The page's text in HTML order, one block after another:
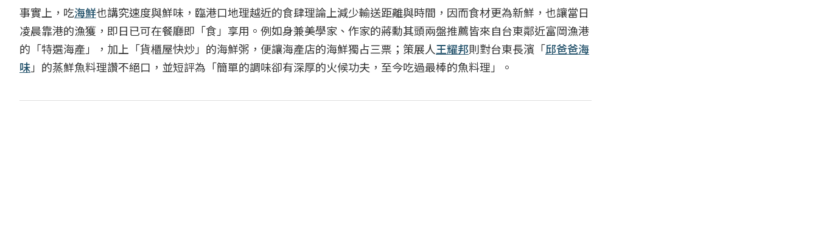
事實上，吃海鮮也講究速度與鮮味，臨港口地理越近的食肆理論上減少輸送距離與時間，因而食材更為新鮮，也讓當日
凌晨靠港的漁獲，即日已可在餐廳即「食」享用。例如身兼美學家、作家的蔣勳其頭兩盤推薦皆來自台東鄰近富岡漁港
的「特選海產」，加上「貨櫃屋快炒」的海鮮粥，便讓海產店的海鮮獨占三票；策展人王耀邦則對台東長濱「邱爸爸海
味」的蒸鮮魚料理讚不絕口，並短評為「簡單的調味卻有深厚的火候功夫，至今吃過最棒的魚料理」。